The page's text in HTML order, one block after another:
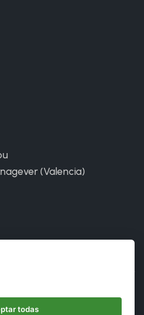
(Valencia)
los derechos reservados.
todas